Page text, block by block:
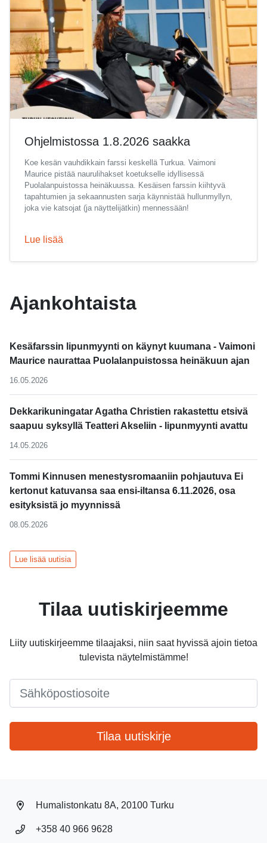
Ajankohtaista
Kesäfarssin lipunmyynti on käynyt kuumana - Vaimoni
Maurice naurattaa Puolalanpuistossa heinäkuun ajan
16.05.2026
Dekkarikuningatar Agatha Christien rakastettu etsivä
saapuu syksyllä Teatteri Akseliin - lipunmyynti avattu
14.05.2026
Tommi Kinnusen menestysromaaniin pohjautuva Ei
kertonut katuvansa saa ensi-iltansa 6.11.2026, osa
esityksistä jo myynnissä
08.05.2026
Lue lisää uutisia
Ohjelmistossa 1.8.2026 saakka
Koe kesän vauhdikkain farssi keskellä Turkua. Vaimoni
Maurice pistää naurulihakset koetukselle idyllisessä
Puolalanpuistossa heinäkuussa. Kesäisen farssin kiihtyvä
tapahtumien ja sekaannusten sarja käynnistää hullunmyllyn,
joka vie katsojat (ja näyttelijätkin) mennessään!
Lue lisää
Tilaa uutiskirjeemme
Liity uutiskirjeemme tilaajaksi, niin saat hyvissä ajoin tietoa
tulevista näytelmistämme!
Tilaa uutiskirje
Humalistonkatu 8A, 20100 Turku
+358 40 966 9628